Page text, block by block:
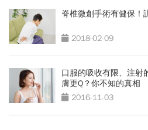
脊椎微創手術有健保！
2018-02-09
口服的吸收有限、注射
膚更Q？你不知的真相
2016-11-03